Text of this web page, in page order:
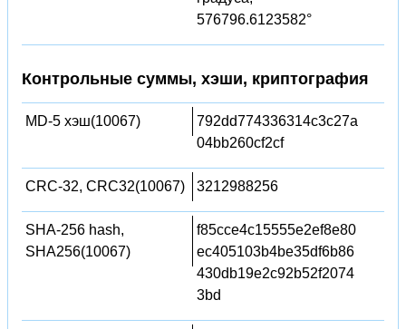
576796.6123582°
Контрольные суммы, хэши, криптография
MD-5 хэш(10067)
792dd774336314c3c27a
04bb260cf2cf
CRC-32, CRC32(10067) 3212988256
SHA-256 hash,
SHA256(10067)
f85cce4c15555e2ef8e80
ec405103b4be35df6b86
430db19e2c92b52f2074
3bd